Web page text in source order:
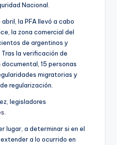
Nacional.
la PFA llevó a cabo
la zona comercial del
de argentinos y
la verificación de
15 personas
migratorias y
regularización.
legisladores
lugar, a determinar si en el
a lo ocurrido en